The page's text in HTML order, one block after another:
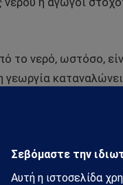
νερό, ωστόσο,
γεωργία
στην Αφρική
σχετικά με
πόρων στο
με το νερό και η